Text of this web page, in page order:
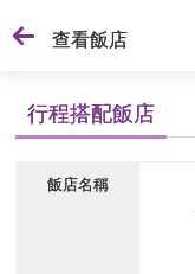
查看飯店
行程搭配飯店